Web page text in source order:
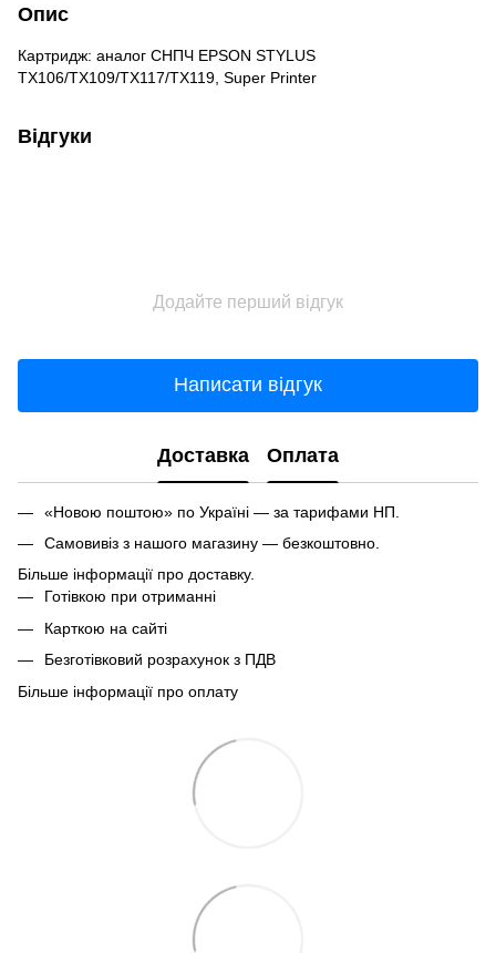
Опис
Картридж: аналог СНПЧ EPSON STYLUS
TX106/TX109/TX117/TX119, Super Printer
Відгуки
Додайте перший відгук
Написати відгук
Доставка Оплата
«Новою поштою» по Україні — за тарифами НП.
Самовивіз з нашого магазину — безкоштовно.
Більше інформації про доставку.
Готівкою при отриманні
Карткою на сайті
Безготівковий розрахунок з ПДВ
Більше інформації про оплату